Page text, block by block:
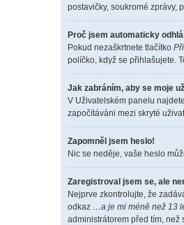
postavičky, soukromé zprávy,
Proč jsem automaticky
Pokud nezaškrtnete tlačítko
políčko, když se přihlašujete.
Jak zabráním, aby se moje
V Uživatelském panelu
započítáváni mezi skryté
Zapomněl jsem heslo!
Nic se neděje, vaše heslo
Zaregistroval jsem se, ale
Nejprve zkontrolujte, že
odkaz …a je mi méně než 13
administrátorem před tím, než